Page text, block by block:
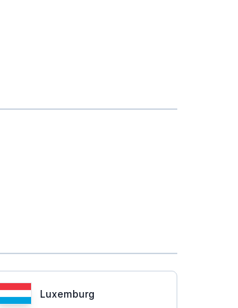
Luxemburg